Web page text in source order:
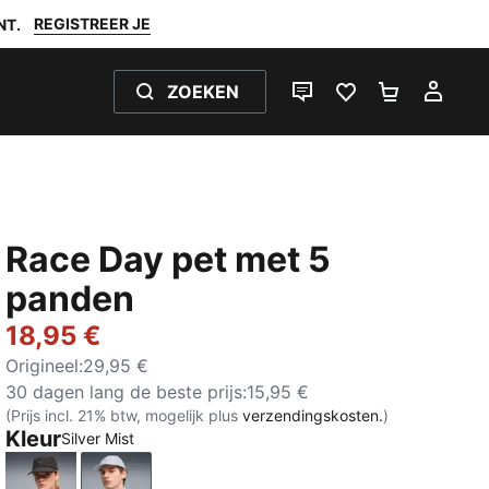
REGISTREER JE
ZOEKEN
LIVE CHATFAVORIETEN 0
Race Day pet met 5
panden
18,95 €
Origineel:29,95 €
30 dagen lang de beste prijs:15,95 €
(Prijs incl. 21% btw, mogelijk plusverzendingskosten.)
KleurSilver Mist